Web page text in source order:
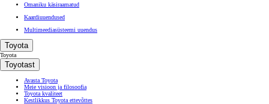
Omaniku käsiraamatud
Kaardiuuendused
Multimeediasüsteemi uuendus
Toyota
Toyota
Toyotast
Avasta Toyota
Meie visioon ja filosoofia
Toyota kvaliteet
Kestlikkus Toyota ettevõttes